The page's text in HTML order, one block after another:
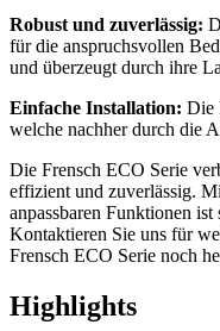
Robust und zuverlässig:
für die anspruchsvollen
und überzeugt durch ihre
Einfache Installation: Die
welche nachher durch die
Die Frensch ECO Serie
effizient und zuverlässig.
anpassbaren Funktionen
Kontaktieren Sie uns für
Frensch ECO Serie noch
Highlights